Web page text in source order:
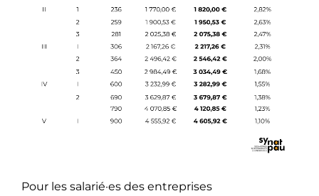
Pour les salarié·es des entreprises